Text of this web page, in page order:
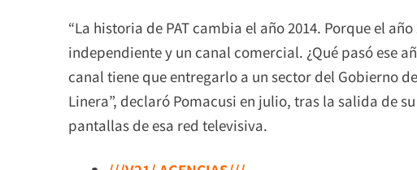
“La historia de PAT cambia el año 2014. Porque el
independiente y un canal comercial. ¿Qué pasó ese
canal tiene que entregarlo a un sector del Gobierno
Linera”, declaró Pomacusi en julio, tras la salida de
pantallas de esa red televisiva.